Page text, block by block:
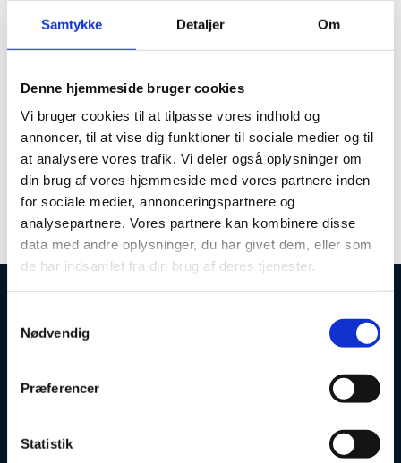
Samtykke Detaljer Om
Denne hjemmeside bruger cookies
Vi bruger cookies til at tilpasse vores indhold og
annoncer, til at vise dig funktioner til sociale medier og til
at analysere vores trafik. Vi deler også oplysninger om
din brug af vores hjemmeside med vores partnere inden
for sociale medier, annonceringspartnere og
analysepartnere. Vores partnere kan kombinere disse
data med andre oplysninger, du har givet dem, eller som
de har indsamlet fra din brug af deres tjenester.
Nødvendig
Præferencer
Statistik
Det er centralt, at evalueringen tilrettelægges, så de,
der kender uddannelsen, bliver hørt. Evalueringen af
interessentinddragelse og flere store analysespor, hvor
bl.a. studerende, undervisere, praktikvejledere og
professionshøjskoler høres. Input, der sendes i
postkassen, vil kunne indgå som supplement til de
større analysespor i evalueringen.
Læs mere om evalueringen af pædagoguddannelsen
Uddannelses- og Forskningsstyrelsen
Tlf. 7231 7800
E-mail:ufs@ufm.dk